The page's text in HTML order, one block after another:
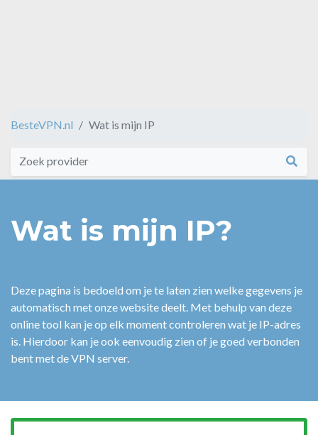
BesteVPN.nl Wat is mijn IP
Wat is mijn IP?
Deze pagina is bedoeld om je te laten zien welke gegevens je
automatisch met onze website deelt. Met behulp van deze
online tool kan je op elk moment controleren wat je IP-adres
is. Hierdoor kan je ook eenvoudig zien of je goed verbonden
bent met de VPN server.